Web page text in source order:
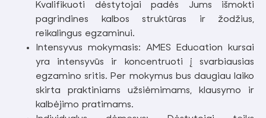
Kvalifikuoti dėstytojai padės Jums išmokti
pagrindines kalbos struktūras ir žodžius,
reikalingus egzaminui.
Intensyvus mokymasis: AMES Education kursai
yra intensyvūs ir koncentruoti į svarbiausias
egzamino sritis. Per mokymus bus daugiau laiko
skirta praktiniams užsiėmimams, klausymo ir
kalbėjimo pratimams.